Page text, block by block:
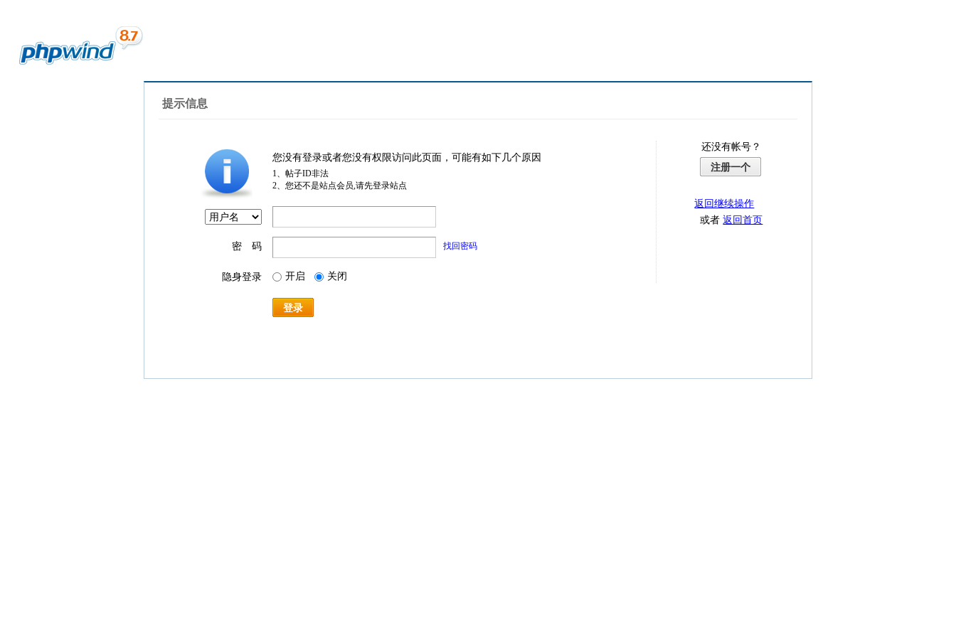
提示信息
您没有登录或者您没有权限访问此页面，可能有如下几个原因
1、帖子ID非法
2、您还不是站点会员,请先登录站点
密 码 找回密码
隐身登录 开启 关闭
登录
还没有帐号？
注册一个
返回继续操作
或者返回首页